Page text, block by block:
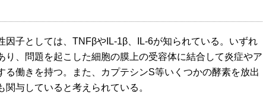
因子としては、TNFβやIL-1β、IL-6が知られている。いずれ
り、問題を起こした細胞の膜上の受容体に結合して炎症やア
る働きを持つ。また、カプテシンS等いくつかの酵素を放出
与していると考えられている。